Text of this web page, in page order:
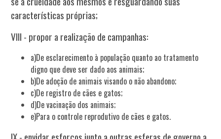
características próprias;
VIII - propor a realização de campanhas:
a)De esclarecimento à população quanto ao tratamento
digno que deve ser dado aos animais;
b)De adoção de animais visando o não abandono;
c)De registro de cães e gatos;
d)De vacinação dos animais;
e)Para o controle reprodutivo de cães e gatos.